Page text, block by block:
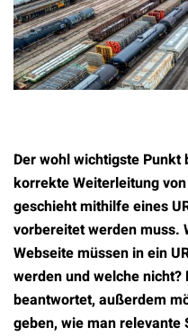
Der wohl wichtigste Punkt
korrekte Weiterleitung
geschieht mithilfe eines
vorbereitet werden muss.
Webseite müssen in ein
werden und welche
beantwortet, außerdem
geben, wie man